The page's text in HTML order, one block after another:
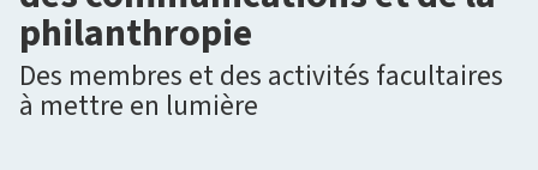
philanthropie
Des membres et des activités facultaires
à mettre en lumière